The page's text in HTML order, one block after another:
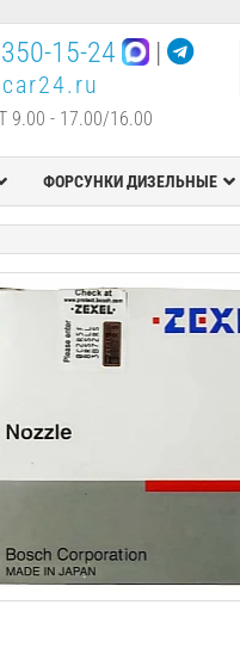
15-24 |
9.00 - 17.00/16.00
ФОРСУНКИ ДИЗЕЛЬНЫЕ